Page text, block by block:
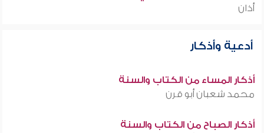
أذان
أدعية وأذكار
أذكار المساء من الكتاب والسنة
محمد شعبان أبو قرن
أذكار الصباح من الكتاب والسنة